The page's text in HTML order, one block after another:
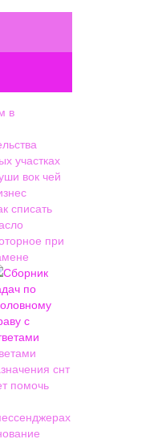
в
участках
вок чей
списать
при
снт
помочь